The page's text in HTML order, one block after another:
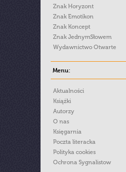
Znak Horyzont
Znak Emotikon
Znak Koncept
Znak JednymSłowem
Wydawnictwo Otwarte
Menu:
Aktualności
Książki
Autorzy
O nas
Księgarnia
Poczta literacka
Polityka cookies
Ochrona Sygnalistow